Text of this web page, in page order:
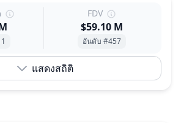
FDV
$59.10 M
อันดับ #457
แสดงสถิติ